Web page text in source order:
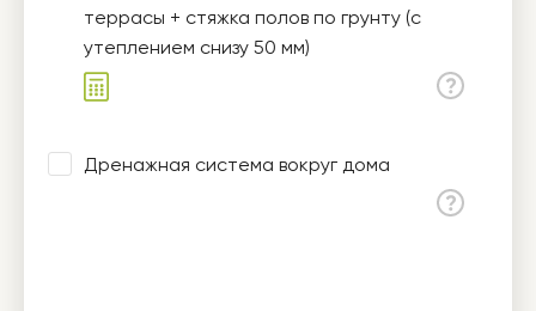
террасы + стяжка полов по грунту (с
утеплением снизу 50 мм)
Дренажная система вокруг дома